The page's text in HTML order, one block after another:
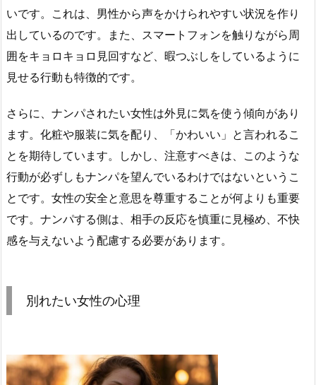
いです。これは、男性から声をかけられやすい状況を作り
出しているのです。また、スマートフォンを触りながら周
囲をキョロキョロ見回すなど、暇つぶしをしているように
見せる行動も特徴的です。
さらに、ナンパされたい女性は外見に気を使う傾向があり
ます。化粧や服装に気を配り、「かわいい」と言われるこ
とを期待しています。しかし、注意すべきは、このような
行動が必ずしもナンパを望んでいるわけではないというこ
とです。女性の安全と意思を尊重することが何よりも重要
です。ナンパする側は、相手の反応を慎重に見極め、不快
感を与えないよう配慮する必要があります。
別れたい女性の心理